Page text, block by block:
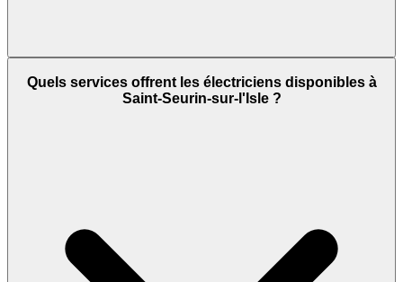
Quels services offrent les électriciens disponibles à
Saint-Seurin-sur-l'Isle ?